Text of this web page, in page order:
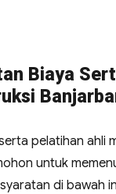
Biaya
pelatihan ahli
untuk
di bawah